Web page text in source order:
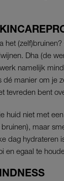
het
Dha (de
namelijk
dé manier om je
tevreden bent
huid niet met
maar
dag hydrateren
en egaal te